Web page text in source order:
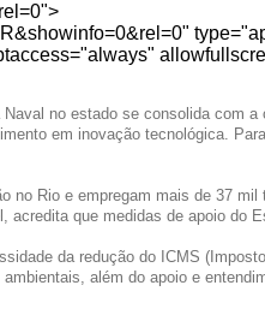
no estado se consolida com
em inovação tecnológica.
no Rio e empregam mais de 37
acredita que medidas de apoio do
da redução do ICMS
além do apoio e